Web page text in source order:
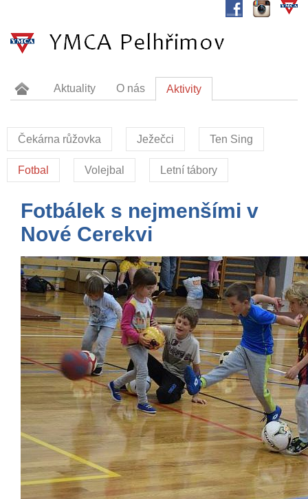
Čekárna růžovka Ježečci Ten Sing
Fotbal Volejbal Letní tábory
Fotbálek s nejmenšími v
Nové Cerekvi
Aktuality O nás
Aktivity
Kontakt